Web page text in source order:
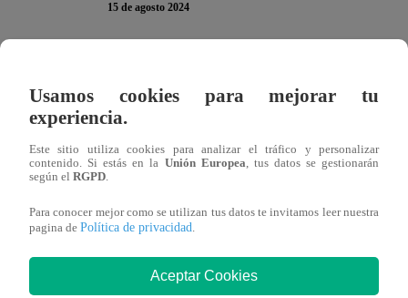
15 de agosto 2024
El Gran Chef Famosos, La Academia”. El alumno
impide avanzar.
Todas estas palabras que nos enseñan: concasse,
pepas ni cáscara y en cuadritos más grandes que el
Usamos cookies para mejorar tu
experiencia.
Este sitio utiliza cookies para analizar el tráfico y personalizar
contenido. Si estás en la Unión Europea , tus datos se gestionarán
según el RGPD
Para conocer mejor como se utilizan tus datos te invitamos leer nuestra
pagina de Política de privacidad
Aceptar Cookies